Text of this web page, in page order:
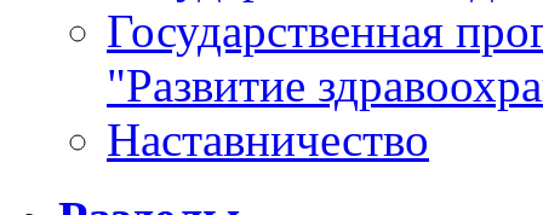
Государственная
"Развитие
Наставничество